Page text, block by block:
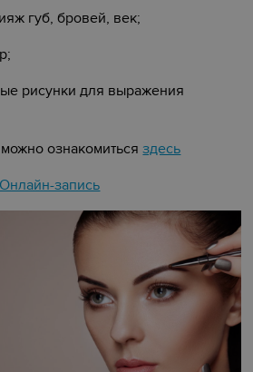
губ, бровей, век;
рисунки для выражения
ознакомитьсяздесь
Онлайн-запись